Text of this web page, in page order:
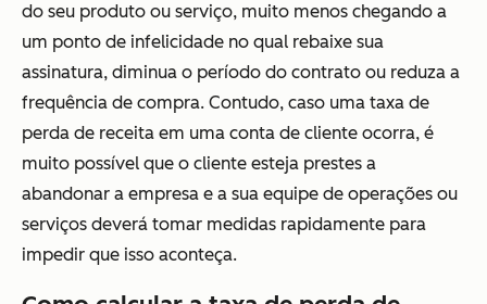
do seu produto ou serviço, muito menos chegando a
um ponto de infelicidade no qual rebaixe sua
assinatura, diminua o período do contrato ou reduza a
frequência de compra. Contudo, caso uma taxa de
perda de receita em uma conta de cliente ocorra, é
muito possível que o cliente esteja prestes a
abandonar a empresa e a sua equipe de operações ou
serviços deverá tomar medidas rapidamente para
impedir que isso aconteça.